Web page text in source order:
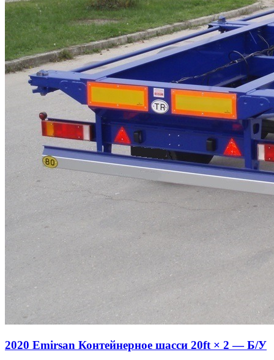
2020 Emirsan Контейнерное шасси 20ft × 2 — Б/У